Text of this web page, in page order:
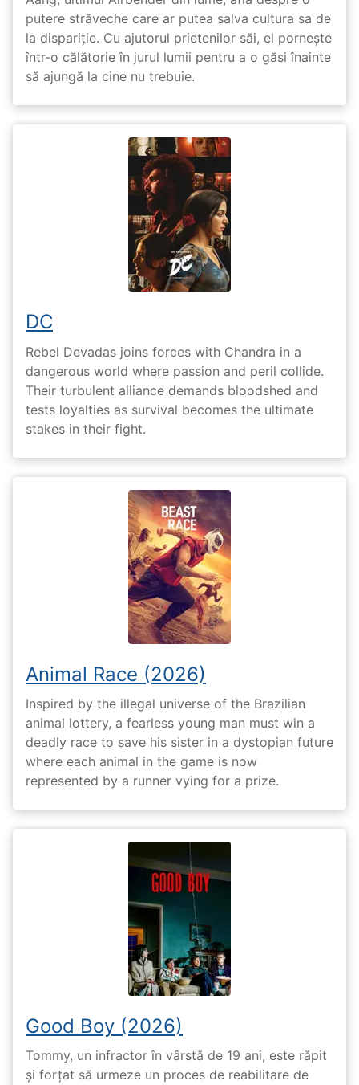
putere străveche care ar putea salva cultura sa de
la dispariție. Cu ajutorul prietenilor săi, el pornește
într-o călătorie în jurul lumii pentru a o găsi înainte
să ajungă la cine nu trebuie.
DC
Rebel Devadas joins forces with Chandra in a
dangerous world where passion and peril collide.
Their turbulent alliance demands bloodshed and
tests loyalties as survival becomes the ultimate
stakes in their fight.
Animal Race (2026)
Inspired by the illegal universe of the Brazilian
animal lottery, a fearless young man must win a
deadly race to save his sister in a dystopian future
where each animal in the game is now
represented by a runner vying for a prize.
Good Boy (2026)
Tommy, un infractor în vârstă de 19 ani, este răpit
și forțat să urmeze un proces de reabilitare de